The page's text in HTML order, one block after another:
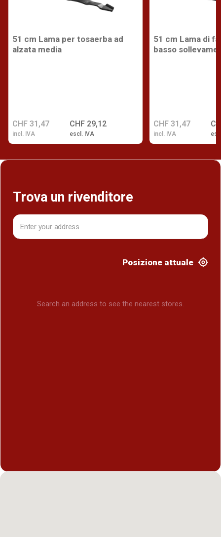
51 cm Lama per tosaerba ad
alzata media
CHF 29,12
escl. IVA
CHF 31,47
incl. IVA
51 cm Lama di
basso
CHF 31,47
incl. IVA
Trova un rivenditore
Posizione attuale
Search an address to see the nearest stores.